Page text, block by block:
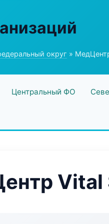
округ »
Центральный ФО
Vital